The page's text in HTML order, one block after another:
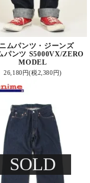
ムパンツ・ジーンズ
パンツ S5000VX/ZERO
MODEL
26,180円(税2,380円)
SOLD